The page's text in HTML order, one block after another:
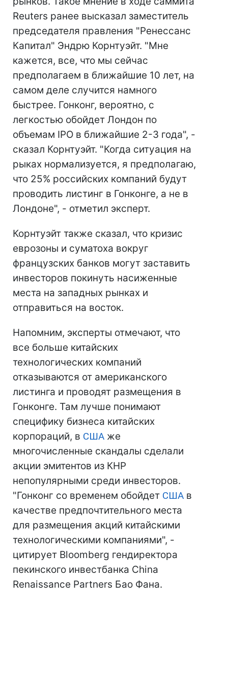
Reuters ранее высказал заместитель
председателя правления "Ренессанс
Капитал" Эндрю Корнтуэйт. "Мне
кажется, все, что мы сейчас
предполагаем в ближайшие 10 лет, на
самом деле случится намного
быстрее. Гонконг, вероятно, с
легкостью обойдет Лондон по
объемам IPO в ближайшие 2-3 года", -
сказал Корнтуэйт. "Когда ситуация на
рыках нормализуется, я предполагаю,
что 25% российских компаний будут
проводить листинг в Гонконге, а не в
Лондоне", - отметил эксперт.
Корнтуэйт также сказал, что кризис
еврозоны и суматоха вокруг
французских банков могут заставить
инвесторов покинуть насиженные
места на западных рынках и
отправиться на восток.
Напомним, эксперты отмечают, что
все больше китайских
технологических компаний
отказываются от американского
листинга и проводят размещения в
Гонконге. Там лучше понимают
специфику бизнеса китайских
корпораций, в США же
многочисленные скандалы сделали
акции эмитентов из КНР
непопулярными среди инвесторов.
"Гонконг со временем обойдет США в
качестве предпочтительного места
для размещения акций китайскими
технологическими компаниями", -
цитирует Bloomberg гендиректора
пекинского инвестбанка China
Renaissance Partners Бао Фана.